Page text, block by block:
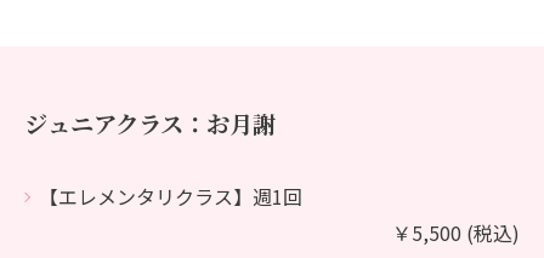
ジュニアクラス：お月謝
【エレメンタリクラス】週1回
￥5,500 (税込)